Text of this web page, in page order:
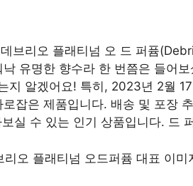
브리오 플래티넘 오 드 퍼퓸
유명한 향수라 한 번쯤은 들어보
지 알겠어요! 특히, 2023년 2월 17
잡은 제품입니다. 배송 및 포장
실 수 있는 인기 상품입니다. 드